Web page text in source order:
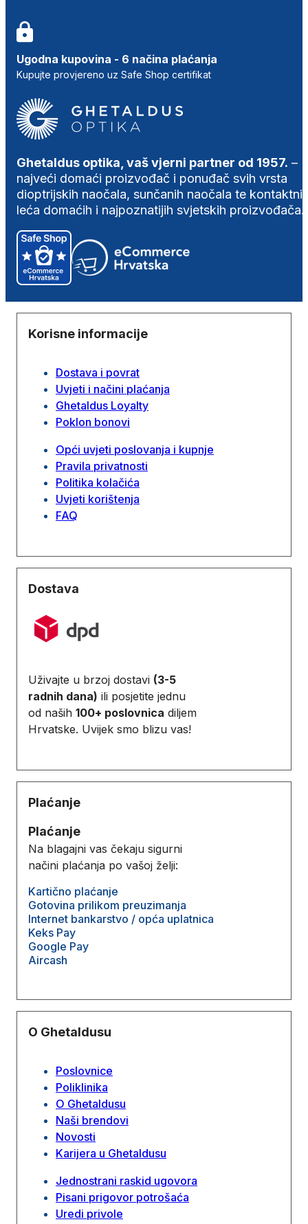
Ugodna kupovina - 6 načina plaćanja
Kupujte provjereno uz Safe Shop certifikat
Ghetaldus optika, vaš vjerni partner od 1957. –
najveći domaći proizvođač i ponuđač svih vrsta
dioptrijskih naočala, sunčanih naočala te
leća domaćih i najpoznatijih svjetskih proizvođača.
Korisne informacije
Dostava i povrat
Uvjeti i načini plaćanja
Ghetaldus Loyalty
Poklon bonovi
Opći uvjeti poslovanja i kupnje
Pravila privatnosti
Politika kolačića
Uvjeti korištenja
FAQ
Dostava
Uživajte u brzoj dostavi (3-5
radnih dana) ili posjetite jednu
od naših 100+ poslovnica diljem
Hrvatske. Uvijek smo blizu vas!
Plaćanje
Plaćanje
Na blagajni vas čekaju sigurni
načini plaćanja po vašoj želji:
Kartično plaćanje
Gotovina prilikom preuzimanja
Internet bankarstvo / opća uplatnica
Keks Pay
Google Pay
Aircash
O Ghetaldusu
Poslovnice
Poliklinika
O Ghetaldusu
Naši brendovi
Novosti
Karijera u Ghetaldusu
Jednostrani raskid ugovora
Pisani prigovor potrošaća
Uredi privole